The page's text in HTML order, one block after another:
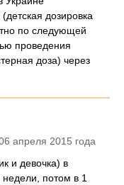
дозировка
по следующей
проведения
доза) через
апреля 2015 года
и девочка) в
потом в 1